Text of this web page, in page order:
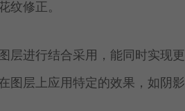
纹修正。
层进行结合采用，能同时实现
图层上应用特定的效果，如阴影